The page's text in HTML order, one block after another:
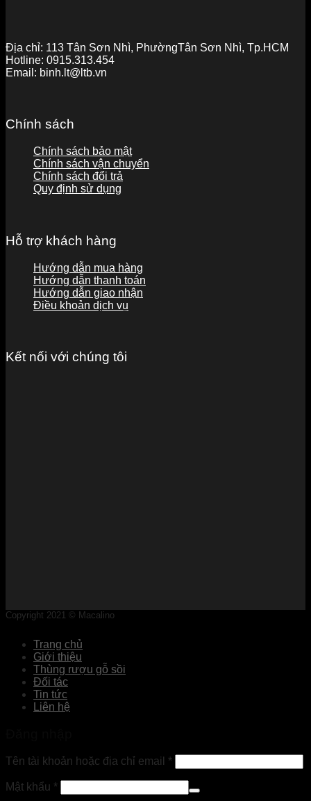
Địa chỉ: 113 Tân Sơn Nhì, PhườngTân Sơn Nhì, Tp.HCM
Hotline: 0915.313.454
Email: binh.lt@ltb.vn
Chính sách
Chính sách bảo mật
Chính sách vận chuyển
Chính sách đổi trả
Quy định sử dụng
Hỗ trợ khách hàng
Hướng dẫn mua hàng
Hướng dẫn thanh toán
Hướng dẫn giao nhận
Điều khoản dịch vụ
Kết nối với chúng tôi
Copyright 2021 © Macalino
Trang chủ
Giới thiệu
Thùng rượu gỗ sồi
Đối tác
Tin tức
Liên hệ
Tên tài khoản hoặc địa chỉ email *
Mật khẩu *